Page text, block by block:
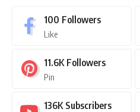
100 Followers
Like
11.6K Followers
Pin
136K Subscribers